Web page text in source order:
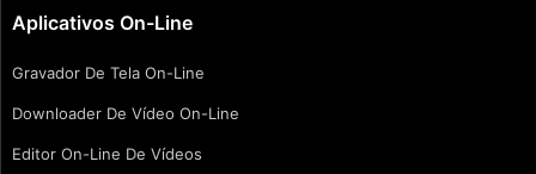
Aplicativos On-Line
Gravador De Tela On-Line
Downloader De Vídeo On-Line
Editor On-Line De Vídeos